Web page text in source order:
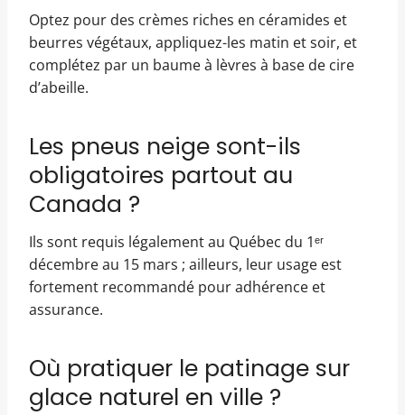
Optez pour des crèmes riches en céramides et
beurres végétaux, appliquez-les matin et soir, et
complétez par un baume à lèvres à base de cire
d’abeille.
Les pneus neige sont-ils
obligatoires partout au
Canada ?
Ils sont requis légalement au Québec du 1ᵉʳ
décembre au 15 mars ; ailleurs, leur usage est
fortement recommandé pour adhérence et
assurance.
Où pratiquer le patinage sur
glace naturel en ville ?